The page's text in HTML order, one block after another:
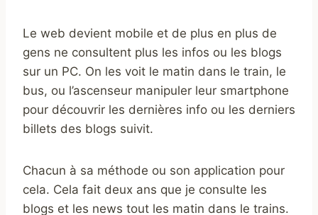
Le web devient mobile et de plus en plus de
gens ne consultent plus les infos ou les blogs
sur un PC. On les voit le matin dans le train, le
bus, ou l’ascenseur manipuler leur smartphone
pour découvrir les dernières info ou les derniers
billets des blogs suivit.
Chacun à sa méthode ou son application pour
cela. Cela fait deux ans que je consulte les
blogs et les news tout les matin dans le trains.